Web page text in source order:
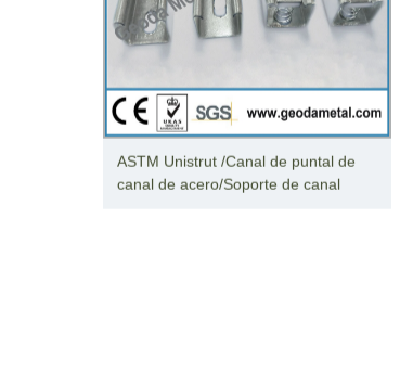
ASTM Unistrut /Canal de puntal de
canal de acero/Soporte de canal